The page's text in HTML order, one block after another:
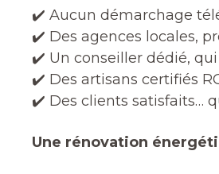
✔️ Aucun démarchage
✔️ Des agences locales,
✔️ Un conseiller dédié,
✔️ Des artisans certifiés
✔️ Des clients satisfaits…
Une rénovation